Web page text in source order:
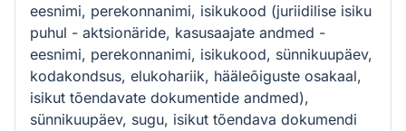
eesnimi, perekonnanimi, isikukood (juriidilise isiku
puhul - aktsionäride, kasusaajate andmed -
eesnimi, perekonnanimi, isikukood, sünnikuupäev,
kodakondsus, elukohariik, hääleõiguste osakaal,
isikut tõendavate dokumentide andmed),
sünnikuupäev, sugu, isikut tõendava dokumendi